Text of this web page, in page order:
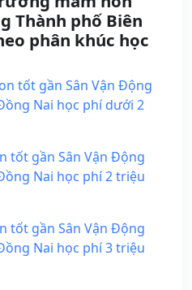
Thành phố Biên
phân khúc học
tốt gần Sân Vận Động
Nai học phí dưới 2
tốt gần Sân Vận Động
Nai học phí 2 triệu
tốt gần Sân Vận Động
Nai học phí 3 triệu